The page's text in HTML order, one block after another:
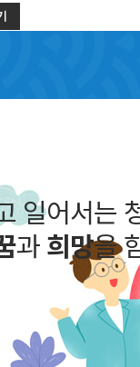
일어서는
과희망을